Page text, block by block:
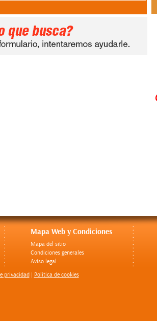
Mapa Web y Condiciones
Mapa del sitio
Condiciones generales
Aviso legal
privacidad Política de cookies